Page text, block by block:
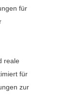
für
reale
für
zur